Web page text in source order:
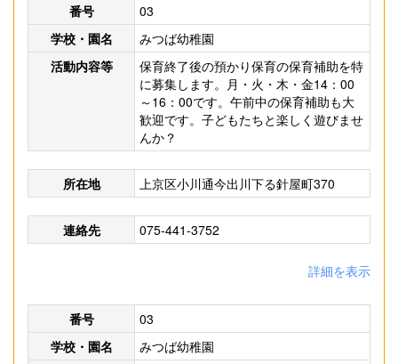
番号
03
学校・園名
みつば幼稚園
活動内容等
保育終了後の預かり保育の保育補助を特
に募集します。月・火・木・金14：00
～16：00です。午前中の保育補助も大
歓迎です。子どもたちと楽しく遊びませ
んか？
所在地 上京区小川通今出川下る針屋町370
連絡先 075-441-3752
詳細を表示
番号
03
学校・園名
みつば幼稚園